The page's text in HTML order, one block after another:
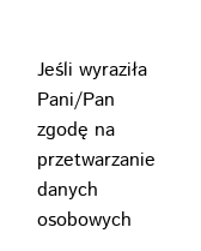
Jeśli wyraziła
Pani/Pan
zgodę na
przetwarzanie
danych
osobowych